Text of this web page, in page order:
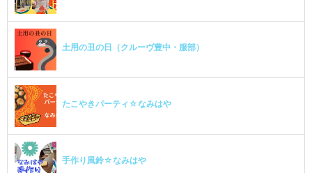
土用の丑の日（クルーヴ豊中・服部）
たこやきパーティ☆なみはや
手作り風鈴☆なみはや